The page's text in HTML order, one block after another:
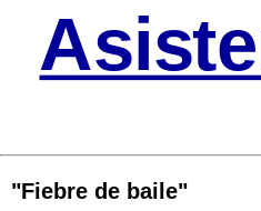
"Fiebre de baile"